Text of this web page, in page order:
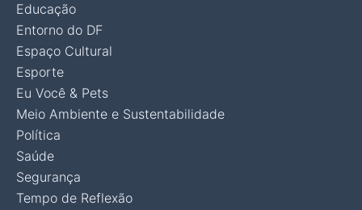
Educação
Entorno do DF
Espaço Cultural
Esporte
Eu Você & Pets
Meio Ambiente e Sustentabilidade
Política
Saúde
Segurança
Tempo de Reflexão